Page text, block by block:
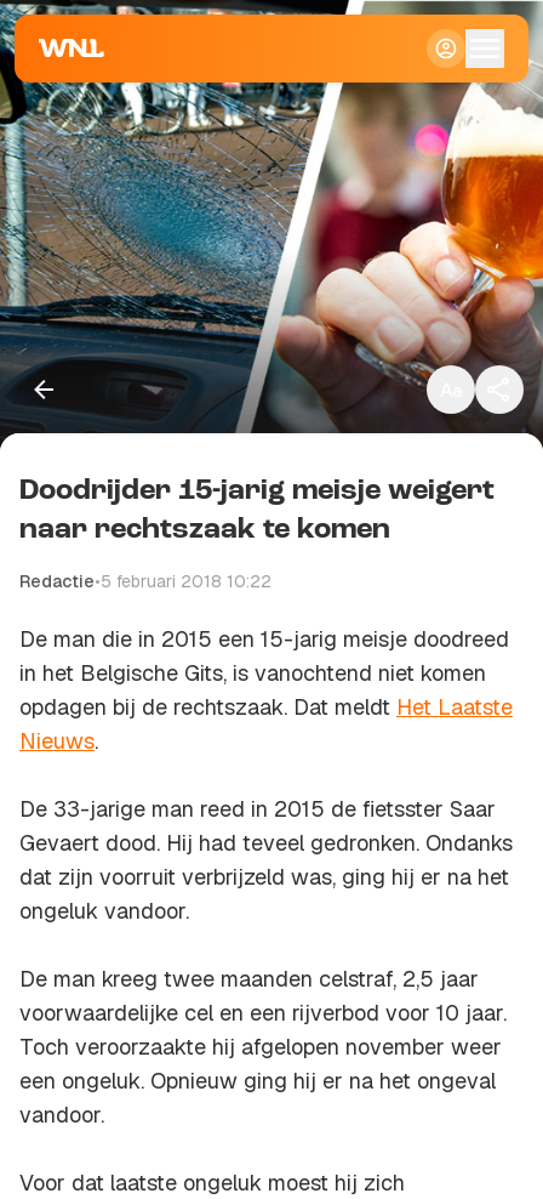
Klein
Standaard
Groot
Kopieer link
Doodrijder 15-jarig meisje weigert
naar rechtszaak te komen
Redactie•5 februari 2018 10:22
De man die in 2015 een 15-jarig meisje doodreed
in het Belgische Gits, is vanochtend niet komen
opdagen bij de rechtszaak. Dat meldt Het Laatste
Nieuws.
De 33-jarige man reed in 2015 de fietsster Saar
Gevaert dood. Hij had teveel gedronken. Ondanks
dat zijn voorruit verbrijzeld was, ging hij er na het
ongeluk vandoor.
De man kreeg twee maanden celstraf, 2,5 jaar
voorwaardelijke cel en een rijverbod voor 10 jaar.
Toch veroorzaakte hij afgelopen november weer
een ongeluk. Opnieuw ging hij er na het ongeval
vandoor.
Voor dat laatste ongeluk moest hij zich